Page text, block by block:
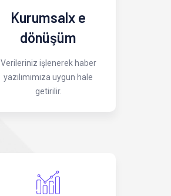
Kurumsalx e
dönüşüm
Verileriniz işlenerek haber
yazılımımıza uygun hale
getirilir.